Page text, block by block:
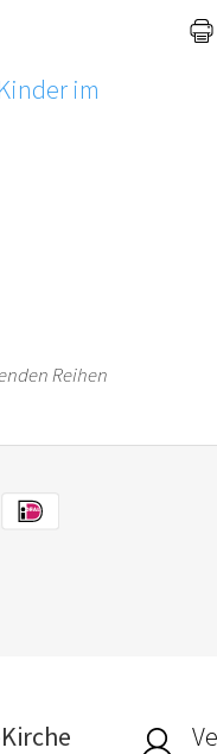
im
Reihen